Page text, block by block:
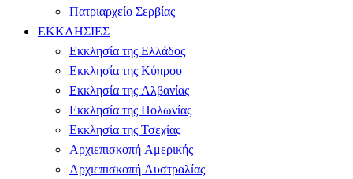
Πατριαρχείο Σερβίας
ΕΚΚΛΗΣΙΕΣ
Εκκλησία της Ελλάδος
Εκκλησία της Κύπρου
Εκκλησία της Αλβανίας
Εκκλησία της Πολωνίας
Εκκλησία της Τσεχίας
Αρχιεπισκοπή Αμερικής
Αρχιεπισκοπή Αυστραλίας